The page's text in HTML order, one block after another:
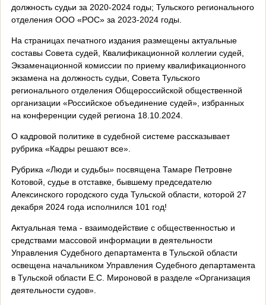
должность судьи за 2020-2024 годы; Тульского регионального
отделения ООО «РОС» за 2023-2024 годы.
На страницах печатного издания размещены актуальные
составы Совета судей, Квалификационной коллегии судей,
Экзаменационной комиссии по приему квалификационного
экзамена на должность судьи, Совета Тульского
регионального отделения Общероссийской общественной
организации «Российское объединение судей», избранных
на конференции судей региона 18.10.2024.
О кадровой политике в судебной системе рассказывает
рубрика «Кадры решают все».
Рубрика «Люди и судьбы» посвящена Тамаре Петровне
Котовой, судье в отставке, бывшему председателю
Алексинского городского суда Тульской области, которой 27
декабря 2024 года исполнился 101 год!
Актуальная тема - взаимодействие с общественностью и
средствами массовой информации в деятельности
Управления Судебного департамента в Тульской области
освещена начальником Управления Судебного департамента
в Тульской области Е.С. Мироновой в разделе «Организация
деятельности судов».